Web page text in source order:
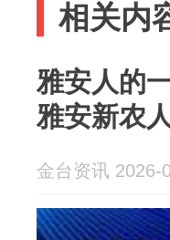
相关内
雅安人的
雅安新农
金台资讯 2026-